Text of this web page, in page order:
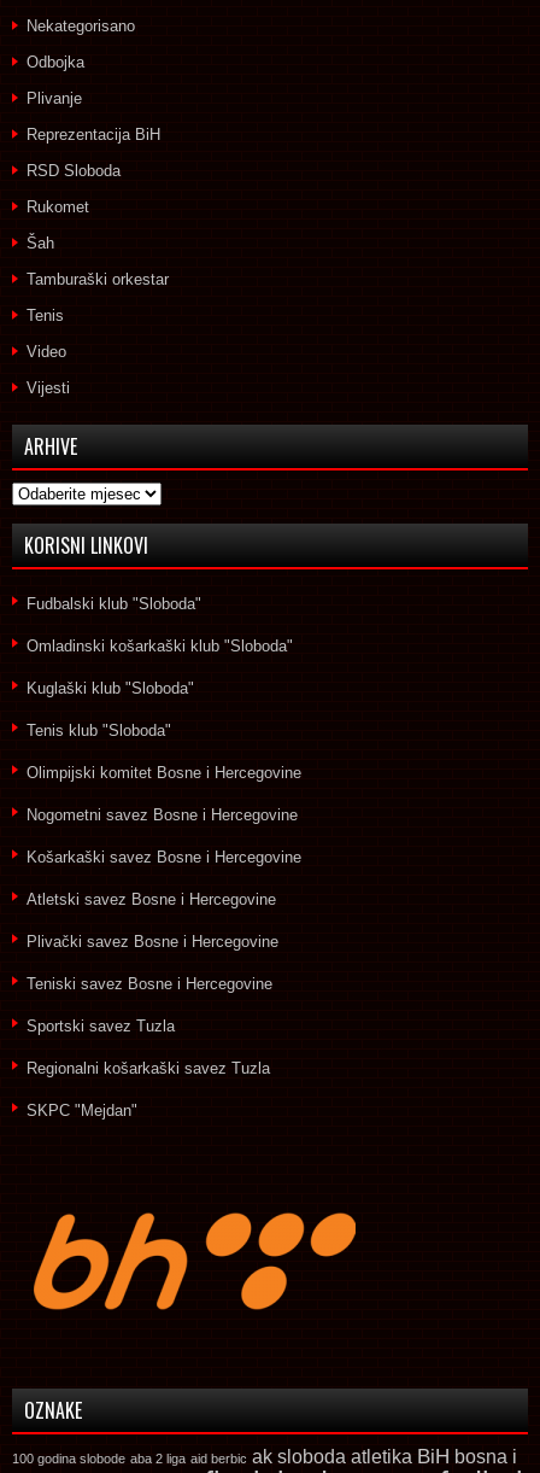
Nekategorisano
Odbojka
Plivanje
Reprezentacija BiH
RSD Sloboda
Rukomet
Šah
Tamburaški orkestar
Tenis
Video
Vijesti
ARHIVE
Arhive
KORISNI LINKOVI
Fudbalski klub "Sloboda"
Omladinski košarkaški klub "Sloboda"
Kuglaški klub "Sloboda"
Tenis klub "Sloboda"
Olimpijski komitet Bosne i Hercegovine
Nogometni savez Bosne i Hercegovine
Košarkaški savez Bosne i Hercegovine
Atletski savez Bosne i Hercegovine
Plivački savez Bosne i Hercegovine
Teniski savez Bosne i Hercegovine
Sportski savez Tuzla
Regionalni košarkaški savez Tuzla
SKPC "Mejdan"
OZNAKE
100 godina slobode aba 2 liga aid berbic ak sloboda atletika BiH bosna i